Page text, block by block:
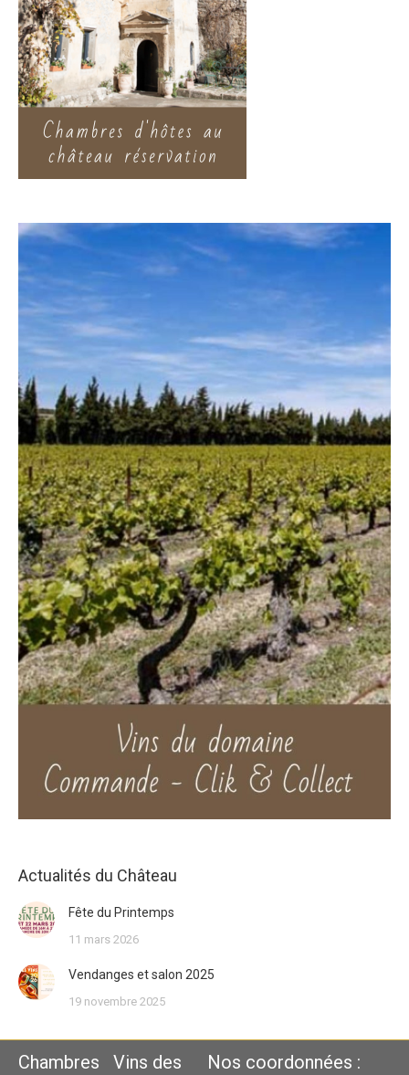
Actualités du Château
Fête du Printemps
11 mars 2026
Vendanges et salon 2025
19 novembre 2025
Chambres Vins des Nos coordonnées :